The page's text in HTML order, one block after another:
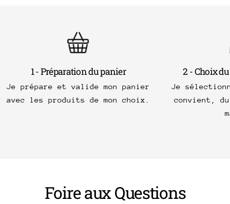
1 - Préparation du panier
Je prépare et valide mon panier
avec les produits de mon choix.
2 - Choix
Je
convient,
Foire aux Questions